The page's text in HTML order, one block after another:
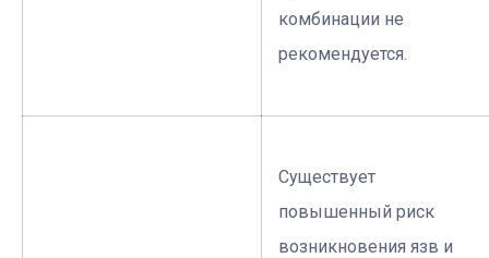
комбинации не
рекомендуется.
Существует
повышенный риск
возникновения язв и